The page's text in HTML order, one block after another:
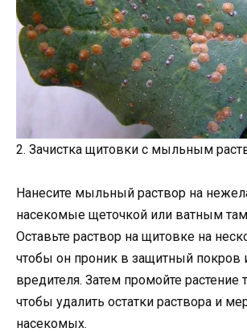
2. Зачистка щитовки с мыльным
Нанесите мыльный раствор на
насекомые щеточкой или ватным
Оставьте раствор на щитовке на
чтобы он проник в защитный покров
вредителя. Затем промойте растение
чтобы удалить остатки раствора и
насекомых.